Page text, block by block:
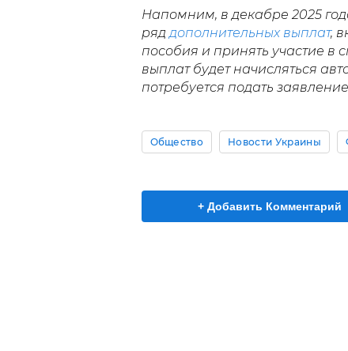
Напомним, в декабре 2025
ряд дополнительных выплат,
пособия и принять участие в
выплат будет начисляться
потребуется подать
Общество Новости Украины
+ Добавить Комментарий